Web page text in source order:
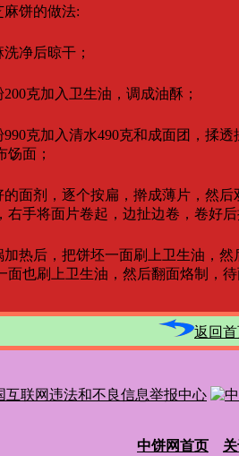
饼的做法:
洗净后晾干；
200克加入卫生油，调成油酥；
990克加入清水490克和成面团，揉
面；
的面剂，逐个按扁，擀成薄片，然
将面片卷起，边扯边卷，卷好后
加热后，把饼坯一面刷上卫生油，
刷上卫生油，然后翻面烙制，待
返回
互联网违法和不良信息举报中心
中饼网首页